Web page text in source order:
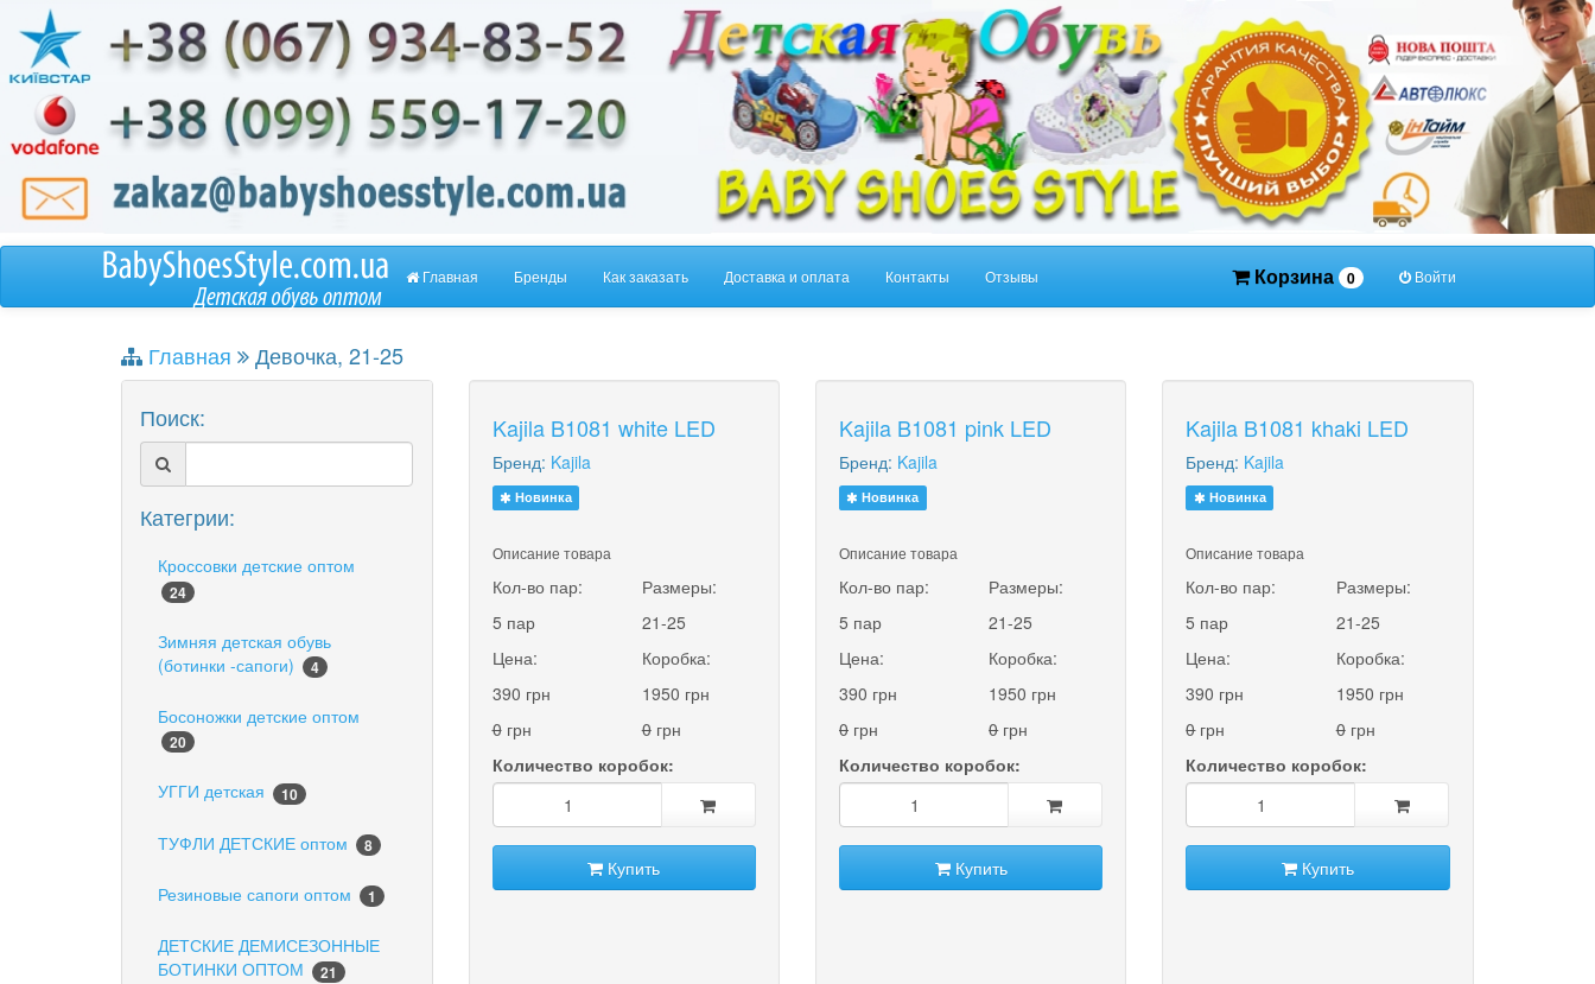
Главная Бренды Как заказать Доставка и оплата Контакты Отзывы Корзина 0 Войти
Главная
Девочка, 21-25
Поиск:
Категрии:
Кроссовки детские оптом
24
Зимняя детская обувь
(ботинки -сапоги)
4
Босоножки детские оптом
20
УГГИ детская 10
ТУФЛИ ДЕТСКИЕ оптом 8
Резиновые сапоги оптом 1
ДЕТСКИЕ ДЕМИСЕЗОННЫЕ
БОТИНКИ ОПТОМ
21
Kajila B1081 white LED
Бренд: Kajila
Новинка
Описание товара
Кол-во пар:
5 пар
Размеры:
21-25
Цена:
390 грн
0грн
Коробка:
1950 грн
0грн
Количество коробок:
Купить
Kajila B1081 pink LED
Бренд: Kajila
Новинка
Описание товара
Кол-во пар:
5 пар
Размеры:
21-25
Цена:
390 грн
0грн
Коробка:
1950 грн
0грн
Количество коробок:
Купить
Kajila B1081 khaki LED
Бренд: Kajila
Новинка
Описание товара
Кол-во пар:
5 пар
Размеры:
21-25
Цена:
390 грн
0грн
Коробка:
1950 грн
0грн
Количество коробок:
Купить